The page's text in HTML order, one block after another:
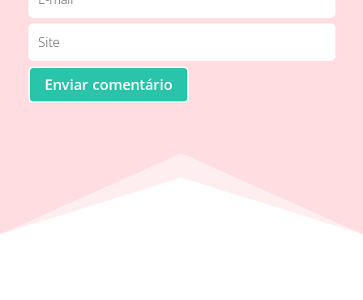
Enviar comentário